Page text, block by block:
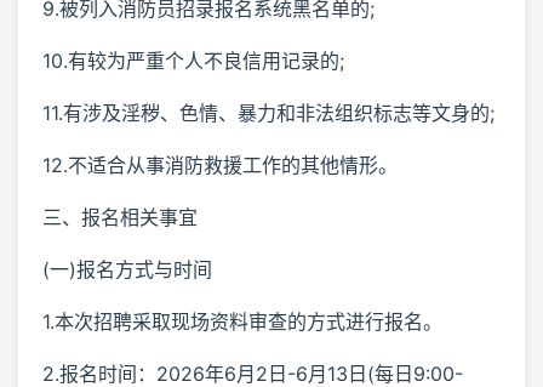
9.被列入消防员招录报名系统黑名单的;
10.有较为严重个人不良信用记录的;
11.有涉及淫秽、色情、暴力和非法组织标志等文身的;
12.不适合从事消防救援工作的其他情形。
三、报名相关事宜
(一)报名方式与时间
1.本次招聘采取现场资料审查的方式进行报名。
2.报名时间：2026年6月2日-6月13日(每日9:00-